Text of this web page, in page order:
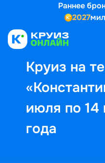
Раннее
2027
Круиз на
июля по
года